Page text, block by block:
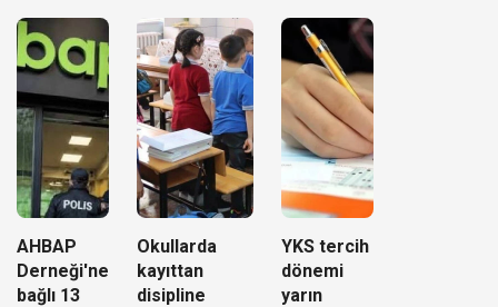
AHBAP
Derneği'ne
bağlı 13
Okullarda
kayıttan
disipline
YKS tercih
dönemi
yarın